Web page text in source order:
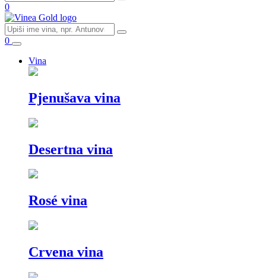
0
0
Vina
Pjenušava vina
Desertna vina
Rosé vina
Crvena vina